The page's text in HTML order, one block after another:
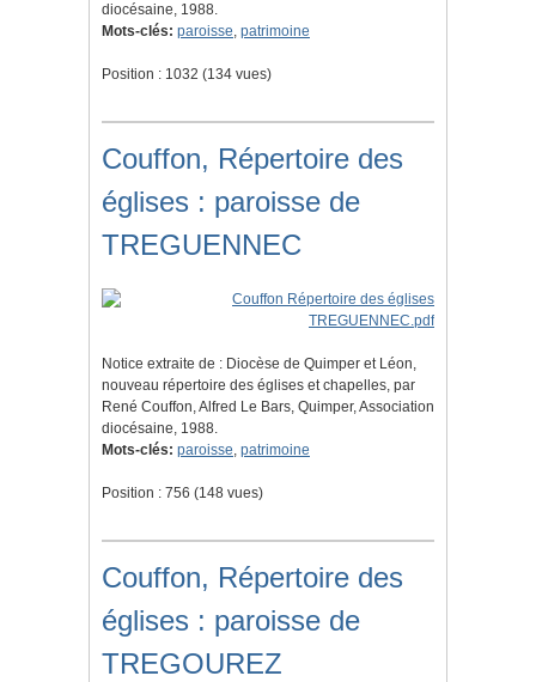
diocésaine, 1988.
Mots-clés: paroisse, patrimoine
Position : 1032 (134 vues)
Couffon, Répertoire des
églises : paroisse de
TREGUENNEC
Notice extraite de : Diocèse de Quimper et Léon,
nouveau répertoire des églises et chapelles, par
René Couffon, Alfred Le Bars, Quimper, Association
diocésaine, 1988.
Mots-clés: paroisse, patrimoine
Position : 756 (148 vues)
Couffon, Répertoire des
églises : paroisse de
TREGOUREZ